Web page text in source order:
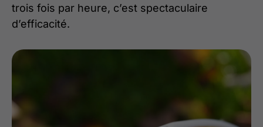
trois fois par heure, c’est spectaculaire
d’efficacité.